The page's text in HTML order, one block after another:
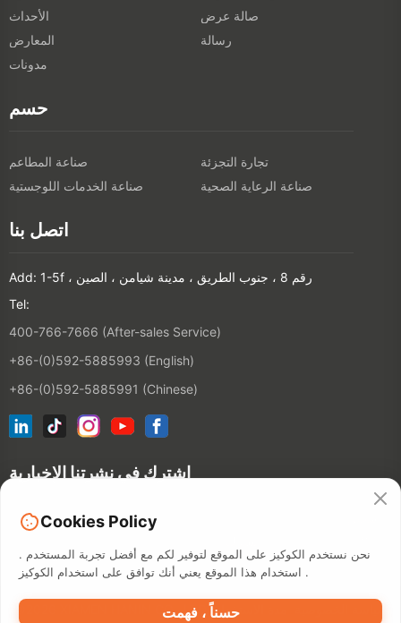
الأحداث
صالة عرض
المعارض
رسالة
مدونات
حسم
صناعة المطاعم
تجارة التجزئة
صناعة الخدمات اللوجستية
صناعة الرعاية الصحية
اتصل بنا
Add: 1-5f ، رقم 8 ، جنوب الطريق ، مدينة شيامن ، الصين
Tel:
400-766-7666 (After-sales Service)
+86-(0)592-5885993 (English)
+86-(0)592-5885991 (Chinese)
اشترك في نشرتنا الإخبارية
©2026 XIAMEN HANIN CO., LTD. سياسة الخصوصية
مدة الاستخدام
Cookies Policy
نحن نستخدم الكوكيز على الموقع لتوفير لكم مع أفضل تجربة المستخدم .
استخدام هذا الموقع يعني أنك توافق على استخدام الكوكيز .
حسناً ، فهمت